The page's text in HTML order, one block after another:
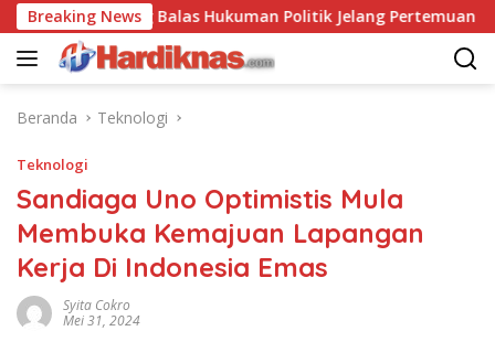
Langsung
ke
konten
Breaking News
China Saling Balas Hukuman Politik Jelang Pertemuan Trump
Beranda Teknologi
Teknologi
Sandiaga Uno Optimistis Mula
Membuka Kemajuan Lapangan
Kerja Di Indonesia Emas
Syita Cokro
Mei 31, 2024